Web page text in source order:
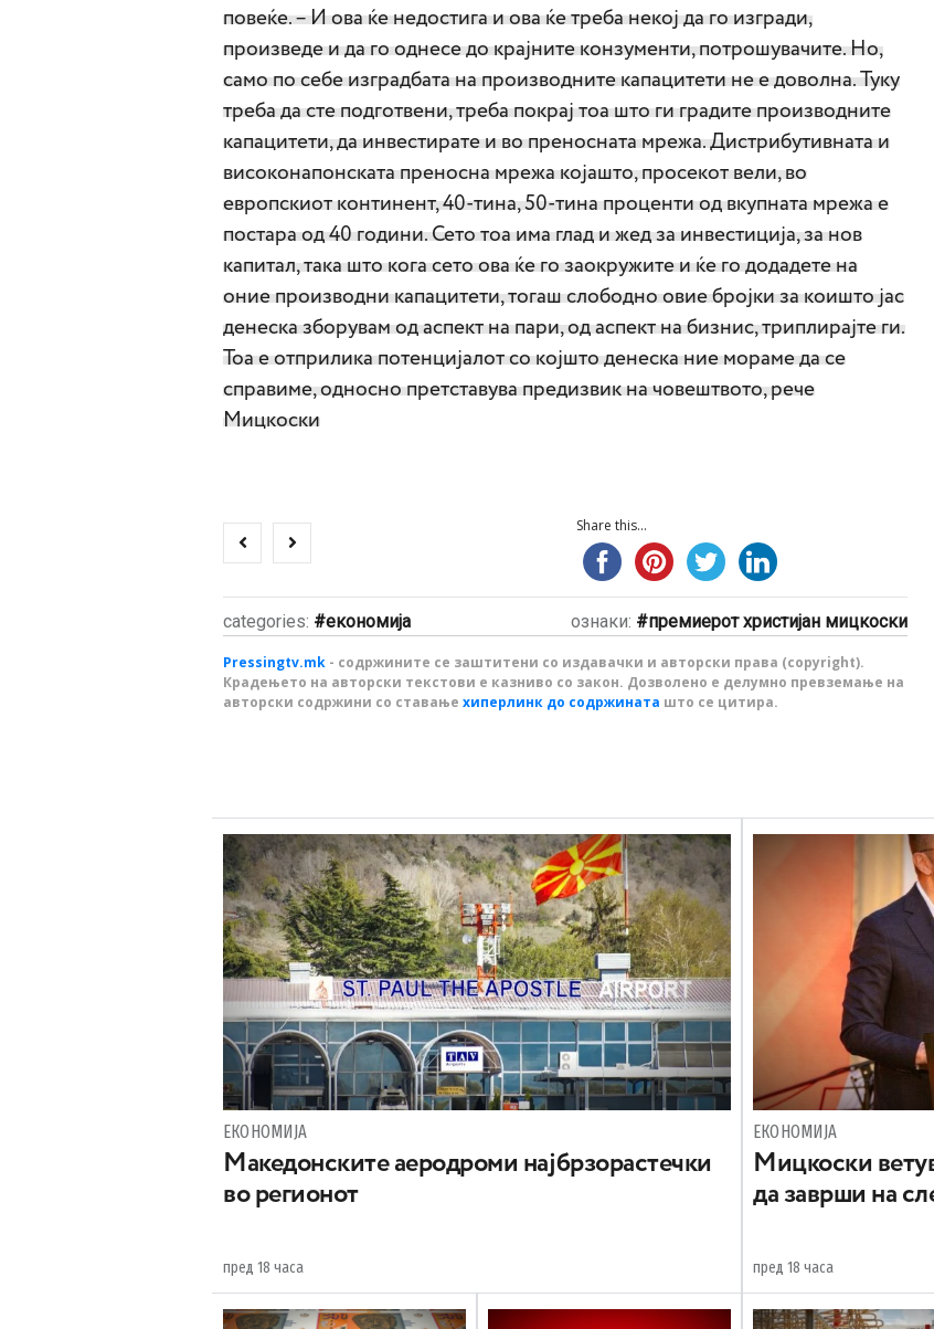
повеќе. – И ова ќе недостига и ова ќе треба некој да го изгради,
произведе и да го однесе до крајните конзументи, потрошувачите. Но,
само по себе изградбата на производните капацитети не е доволна. Туку
треба да сте подготвени, треба покрај тоа што ги градите производните
капацитети, да инвестирате и во преносната мрежа. Дистрибутивната и
високонапонската преносна мрежа којашто, просекот вели, во
европскиот континент, 40-тина, 50-тина проценти од вкупната мрежа е
постара од 40 години. Сето тоа има глад и жед за инвестиција, за нов
капитал, така што кога сето ова ќе го заокружите и ќе го додадете на
оние производни капацитети, тогаш слободно овие бројки за коишто јас
денеска зборувам од аспект на пари, од аспект на бизнис, триплирајте ги.
Тоа е отприлика потенцијалот со којшто денеска ние мораме да се
справиме, односно претставува предизвик на човештвото, рече
Мицкоски
Share this...
categories: економија ознаки: премиерот христијан мицкоски
Pressingtv.mk - содржините се заштитени со издавачки и авторски права (copyright).
Крадењето на авторски текстови е казниво со закон. Дозволено е делумно превземање на
авторски содржини со ставање хиперлинк до содржината што се цитира.
ЕКОНОМИЈА
Maкедонските аеродроми најбрзорастечки
во регионот
пред 18 часа
ЕКОНОМИЈА
Mицкоски
да заврши на
пред 18 часа